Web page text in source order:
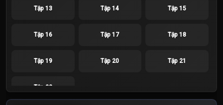
Tập 13 Tập 14 Tập 15
Tập 16 Tập 17 Tập 18
Tập 19 Tập 20 Tập 21
Tập 22